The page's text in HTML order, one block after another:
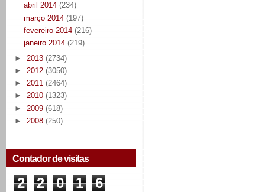
abril 2014 (234)
março 2014 (197)
fevereiro 2014 (216)
janeiro 2014 (219)
► 2013 (2734)
► 2012 (3050)
► 2011 (2464)
► 2010 (1323)
► 2009 (618)
► 2008 (250)
Contador de visitas
2 2 0 1
6